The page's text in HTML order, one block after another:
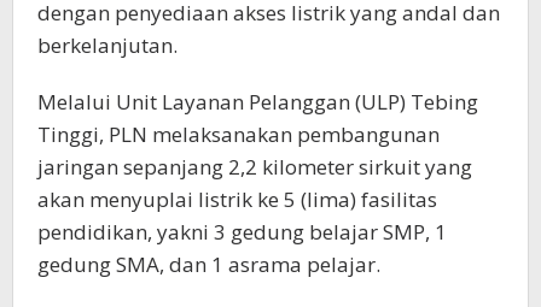
dengan penyediaan akses listrik yang andal dan
berkelanjutan.
Melalui Unit Layanan Pelanggan (ULP) Tebing
Tinggi, PLN melaksanakan pembangunan
jaringan sepanjang 2,2 kilometer sirkuit yang
akan menyuplai listrik ke 5 (lima) fasilitas
pendidikan, yakni 3 gedung belajar SMP, 1
gedung SMA, dan 1 asrama pelajar.